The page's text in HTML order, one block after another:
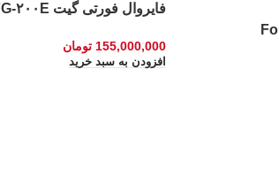
فایروال فورتی گیت FG-۲۰۰E
155,000,000 تومان
افزودن به سبد خرید